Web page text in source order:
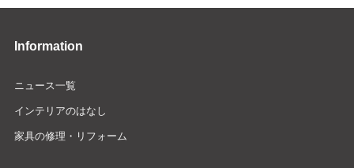
Information
ニュース一覧
インテリアのはなし
家具の修理・リフォーム